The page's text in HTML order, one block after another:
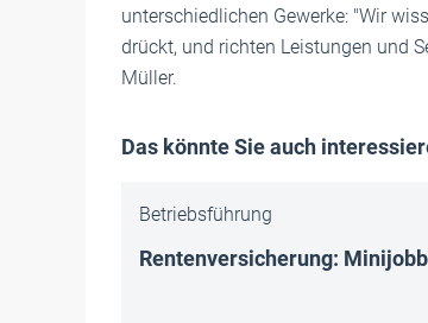
unterschiedlichen Gewerke: "Wir
drückt, und richten Leistungen und
Müller.
Das könnte Sie auch
Betriebsführung
Rentenversicherung: